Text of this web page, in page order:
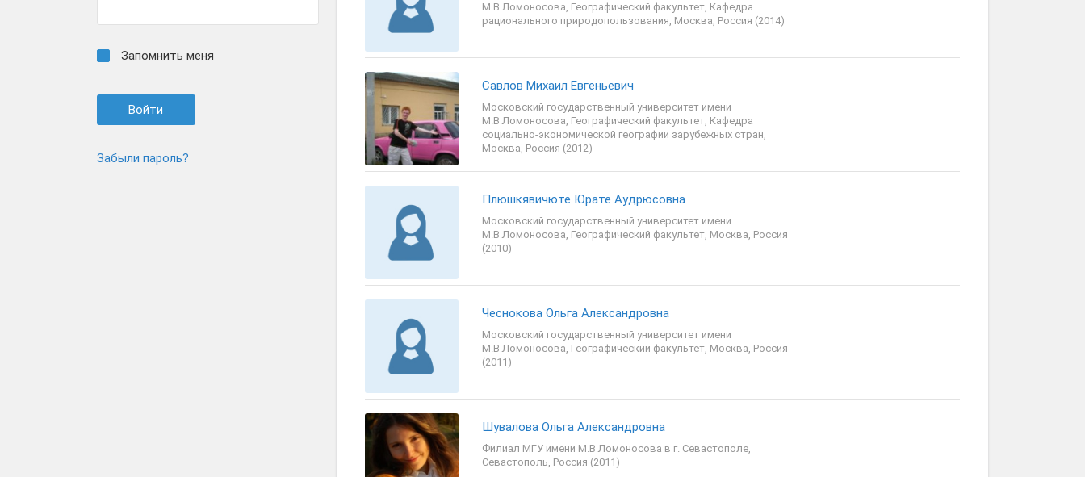
Запомнить меня
Забыли пароль?
М.В.Ломоносова, Географический факультет, Кафедра
рационального природопользования, Москва, Россия (2014)
Савлов Михаил Евгеньевич
Московский государственный университет имени
М.В.Ломоносова, Географический факультет, Кафедра
социально-экономической географии зарубежных стран,
Москва, Россия (2012)
Плюшкявичюте Юрате Аудрюсовна
Московский государственный университет имени
М.В.Ломоносова, Географический факультет, Москва, Россия
(2010)
Чеснокова Ольга Александровна
Московский государственный университет имени
М.В.Ломоносова, Географический факультет, Москва, Россия
(2011)
Шувалова Ольга Александровна
Филиал МГУ имени М.В.Ломоносова в г. Севастополе,
Севастополь, Россия (2011)